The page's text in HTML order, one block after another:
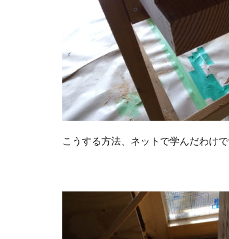
こうする方法、ネットで学んだわけ